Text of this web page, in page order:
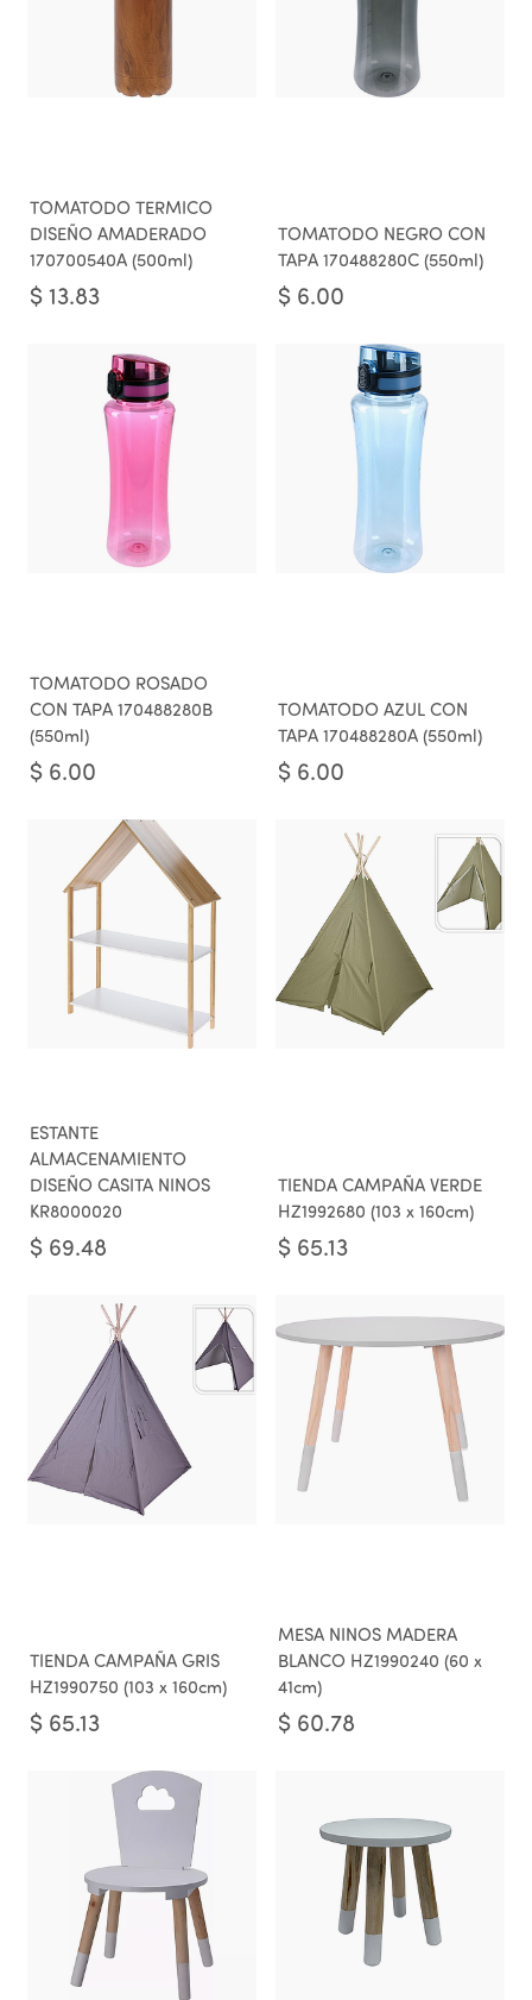
TOMATODO TERMICO
DISEÑO AMADERADO
170700540A (500ml)
$ 13.83
TOMATODO NEGRO CON
TAPA 170488280C (550ml)
$ 6.00
TOMATODO ROSADO
CON TAPA 170488280B
(550ml)
$ 6.00
TOMATODO AZUL CON
TAPA 170488280A (550ml)
$ 6.00
ESTANTE
ALMACENAMIENTO
DISEÑO CASITA NINOS
KR8000020
$ 69.48
TIENDA CAMPAÑA VERDE
HZ1992680 (103 x 160cm)
$ 65.13
TIENDA CAMPAÑA GRIS
HZ1990750 (103 x 160cm)
$ 65.13
MESA NINOS MADERA
BLANCO HZ1990240 (60 x
41cm)
$ 60.78